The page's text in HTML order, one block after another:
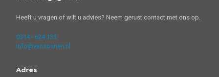
Heeft u vragen of wilt u advies? Neem gerust contact met ons op.
0314 - 624 133
info@vansonnen.nl
Adres